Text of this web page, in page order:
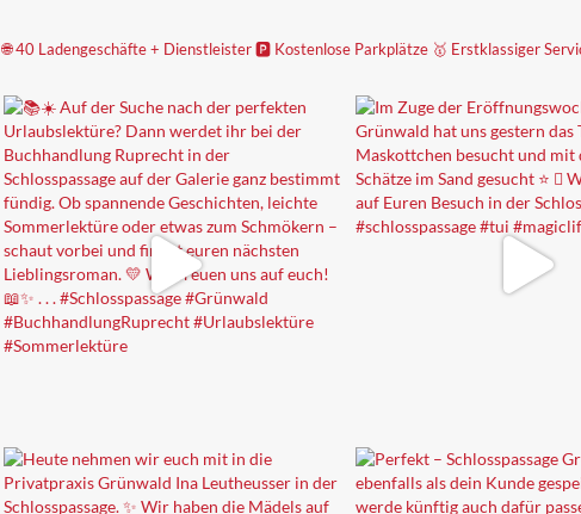
🌐 40 Ladengeschäfte + Dienstleister🅿️ Kostenlose Parkplätze 🥇 Erstklassiger